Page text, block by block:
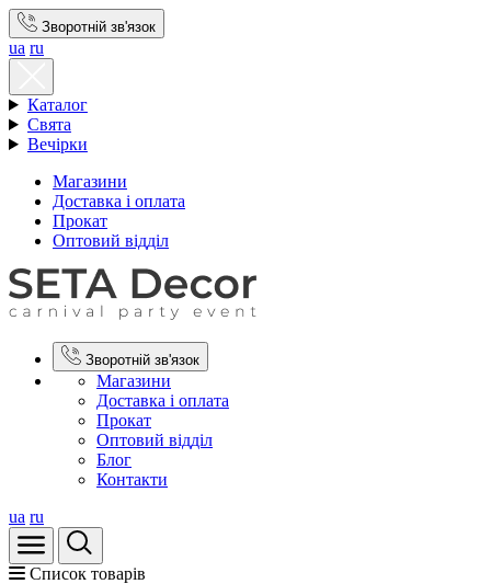
Зворотній зв'язок
ua ru
Каталог
Свята
Вечірки
Магазини
Доставка і оплата
Прокат
Оптовий відділ
Зворотній зв'язок
Магазини
Доставка і оплата
Прокат
Оптовий відділ
Блог
Контакти
ua ru
Список товарів